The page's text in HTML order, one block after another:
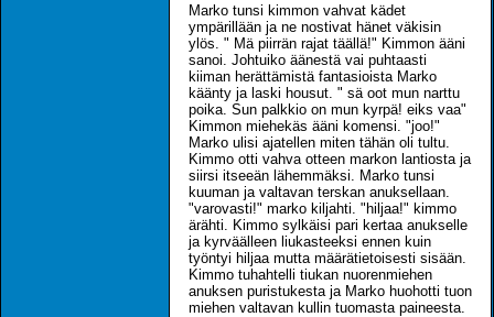
Marko tunsi kimmon vahvat kädet
ympärillään ja ne nostivat hänet väkisin
ylös. " Mä piirrän rajat täällä!" Kimmon ääni
sanoi. Johtuiko äänestä vai puhtaasti
kiiman herättämistä fantasioista Marko
käänty ja laski housut. " sä oot mun narttu
poika. Sun palkkio on mun kyrpä! eiks vaa"
Kimmon miehekäs ääni komensi. "joo!"
Marko ulisi ajatellen miten tähän oli tultu.
Kimmo otti vahva otteen markon lantiosta ja
siirsi itseeän lähemmäksi. Marko tunsi
kuuman ja valtavan terskan anuksellaan.
"varovasti!" marko kiljahti. "hiljaa!" kimmo
ärähti. Kimmo sylkäisi pari kertaa anukselle
ja kyrväälleen liukasteeksi ennen kuin
työntyi hiljaa mutta määrätietoisesti sisään.
Kimmo tuhahtelli tiukan nuorenmiehen
anuksen puristukesta ja Marko huohotti tuon
miehen valtavan kullin tuomasta paineesta.